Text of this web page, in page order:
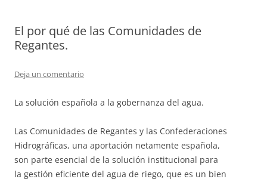
El por qué de las Comunidades de
Regantes.
Deja un comentario
La solución española a la gobernanza del agua.
Las Comunidades de Regantes y las Confederaciones
Hidrográficas, una aportación netamente española,
son parte esencial de la solución institucional para
la gestión eficiente del agua de riego, que es un bien